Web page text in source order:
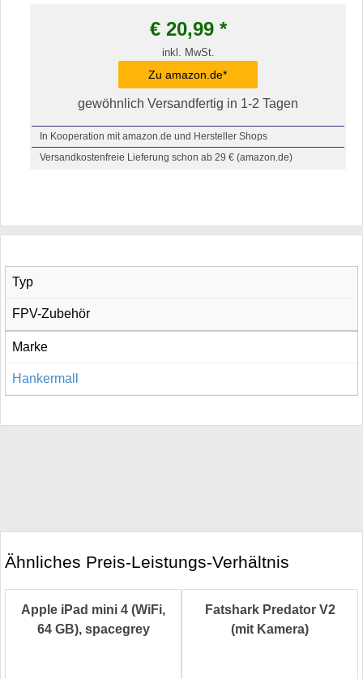
€20,99*
inkl. MwSt.
Zu amazon.de*
gewöhnlich Versandfertig in 1-2 Tagen
In Kooperation mit amazon.de und Hersteller Shops
Versandkostenfreie Lieferung schon ab 29 € (amazon.de)
Typ
FPV-Zubehör
Marke
Hankermall
Ähnliches Preis-Leistungs-Verhältnis
Apple iPad mini 4 (WiFi,
64 GB), spacegrey
Fatshark Predator V2
(mit Kamera)